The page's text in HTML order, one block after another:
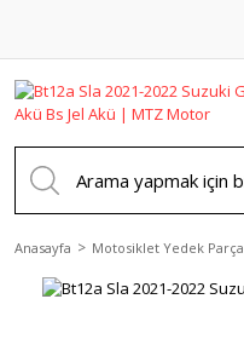
Anasayfa Motosiklet Yedek Parça